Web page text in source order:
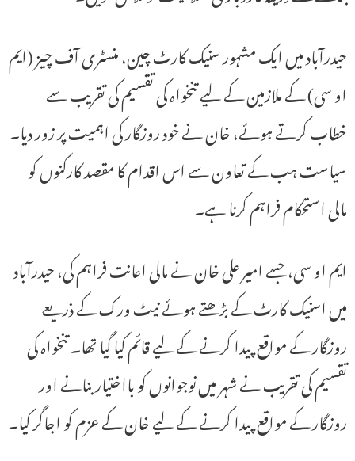
حیدرآباد میں ایک مشہور سنیک کارٹ چین، منسٹری آف چیز (ایم
او سی) کے ملازمین کے لیے تنخواہ کی تقسیم کی تقریب سے
خطاب کرتے ہوئے، خان نے خود روزگار کی اہمیت پر زور دیا۔
سیاست ہب کے تعاون سے اس اقدام کا مقصد کارکنوں کو
مالی استحکام فراہم کرنا ہے۔
ایم او سی، جسے امیر علی خان نے مالی اعانت فراہم کی، حیدرآباد
میں اسنیک کارٹ کے بڑھتے ہوئے نیٹ ورک کے ذریعے
روزگار کے مواقع پیدا کرنے کے لیے قائم کیا گیا تھا۔ تنخواہ کی
تقسیم کی تقریب نے شہر میں نوجوانوں کو بااختیار بنانے اور
روزگار کے مواقع پیدا کرنے کے لیے خان کے عزم کو اجاگر کیا۔